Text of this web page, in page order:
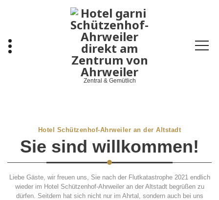
Zentral & Gemütlich
Hotel Schützenhof-Ahrweiler an der Altstadt
Sie sind willkommen!
Liebe Gäste, wir freuen uns, Sie nach der Flutkatastrophe 2021 endlich
wieder im Hotel Schützenhof-Ahrweiler an der Altstadt begrüßen zu
dürfen. Seitdem hat sich nicht nur im Ahrtal, sondern auch bei uns